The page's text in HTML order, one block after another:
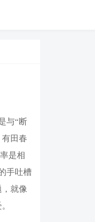
与“断
田春
是相
手吐槽
就像